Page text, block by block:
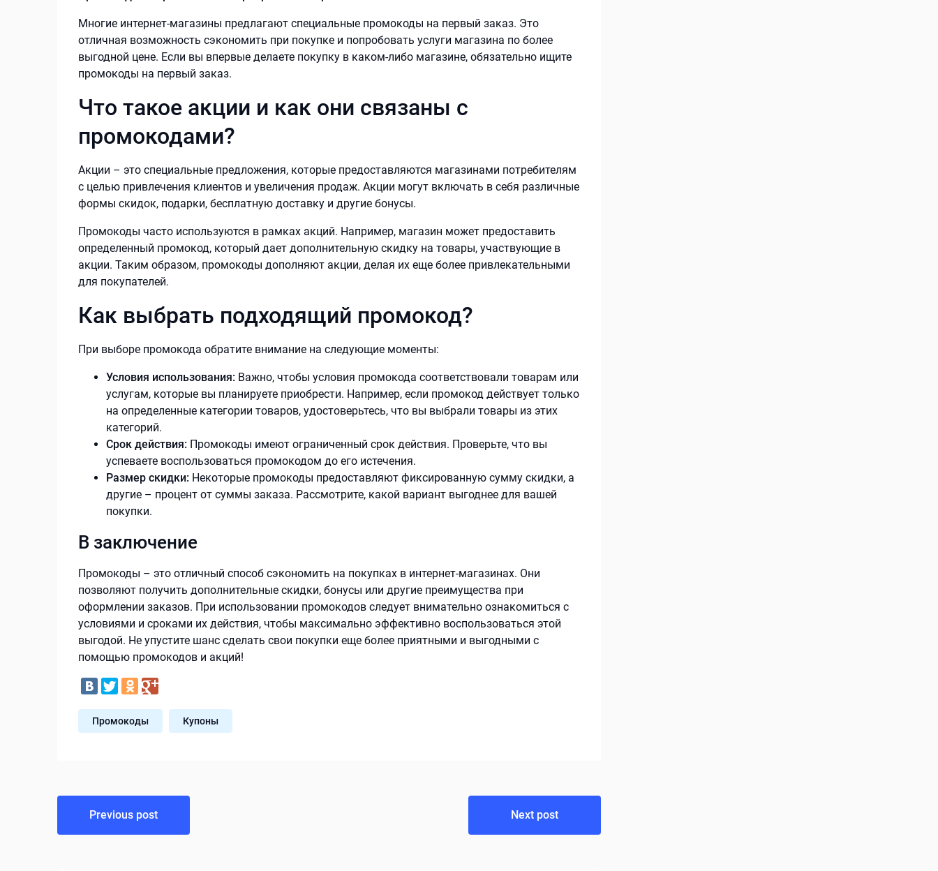
Многие интернет-магазины предлагают специальные промокоды на первый заказ. Это
отличная возможность сэкономить при покупке и попробовать услуги магазина по более
выгодной цене. Если вы впервые делаете покупку в каком-либо магазине, обязательно ищите
промокоды на первый заказ.
Что такое акции и как они связаны с
промокодами?
Акции – это специальные предложения, которые предоставляются магазинами потребителям
с целью привлечения клиентов и увеличения продаж. Акции могут включать в себя различные
формы скидок, подарки, бесплатную доставку и другие бонусы.
Промокоды часто используются в рамках акций. Например, магазин может предоставить
определенный промокод, который дает дополнительную скидку на товары, участвующие в
акции. Таким образом, промокоды дополняют акции, делая их еще более привлекательными
для покупателей.
Как выбрать подходящий промокод?
При выборе промокода обратите внимание на следующие моменты:
Условия использования: Важно, чтобы условия промокода соответствовали товарам или
услугам, которые вы планируете приобрести. Например, если промокод действует только
на определенные категории товаров, удостоверьтесь, что вы выбрали товары из этих
категорий.
Срок действия: Промокоды имеют ограниченный срок действия. Проверьте, что вы
успеваете воспользоваться промокодом до его истечения.
Размер скидки: Некоторые промокоды предоставляют фиксированную сумму скидки, а
другие – процент от суммы заказа. Рассмотрите, какой вариант выгоднее для вашей
покупки.
В заключение
Промокоды – это отличный способ сэкономить на покупках в интернет-магазинах. Они
позволяют получить дополнительные скидки, бонусы или другие преимущества при
оформлении заказов. При использовании промокодов следует внимательно ознакомиться с
условиями и сроками их действия, чтобы максимально эффективно воспользоваться этой
выгодой. Не упустите шанс сделать свои покупки еще более приятными и выгодными с
помощью промокодов и акций!
Промокоды Купоны
Навигация
по
Previous post Next post